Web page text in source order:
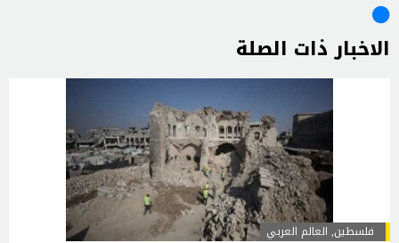
الاخبار ذات الصلة
فلسطين, العالم العربي